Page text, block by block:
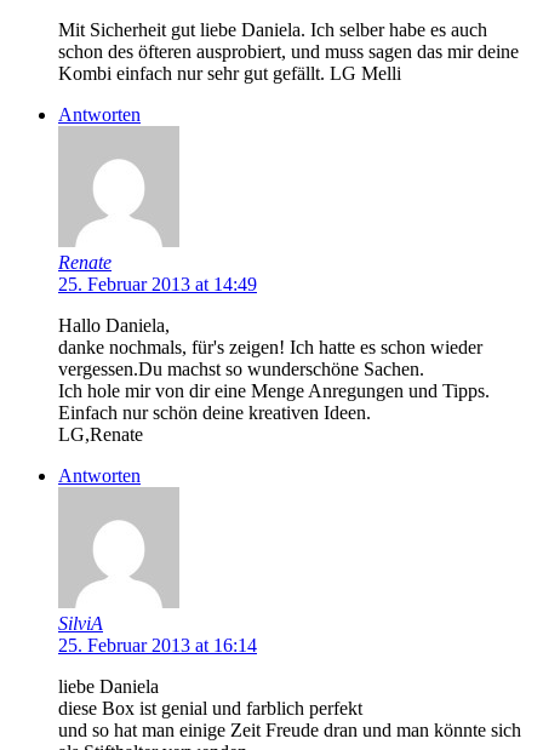
Mit Sicherheit gut liebe Daniela. Ich selber habe es auch
schon des öfteren ausprobiert, und muss sagen das mir deine
Kombi einfach nur sehr gut gefällt. LG Melli
Antworten
Renate
25. Februar 2013 at 14:49
Hallo Daniela,
danke nochmals, für's zeigen! Ich hatte es schon wieder
vergessen.Du machst so wunderschöne Sachen.
Ich hole mir von dir eine Menge Anregungen und Tipps.
Einfach nur schön deine kreativen Ideen.
LG,Renate
Antworten
SilviA
25. Februar 2013 at 16:14
liebe Daniela
diese Box ist genial und farblich perfekt
und so hat man einige Zeit Freude dran und man könnte sich